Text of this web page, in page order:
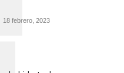
18 febrero, 2023